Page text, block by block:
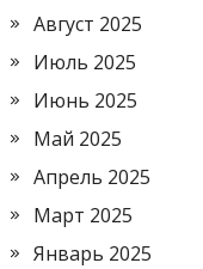
Август 2025
Июль 2025
Июнь 2025
Май 2025
Апрель 2025
Март 2025
Январь 2025